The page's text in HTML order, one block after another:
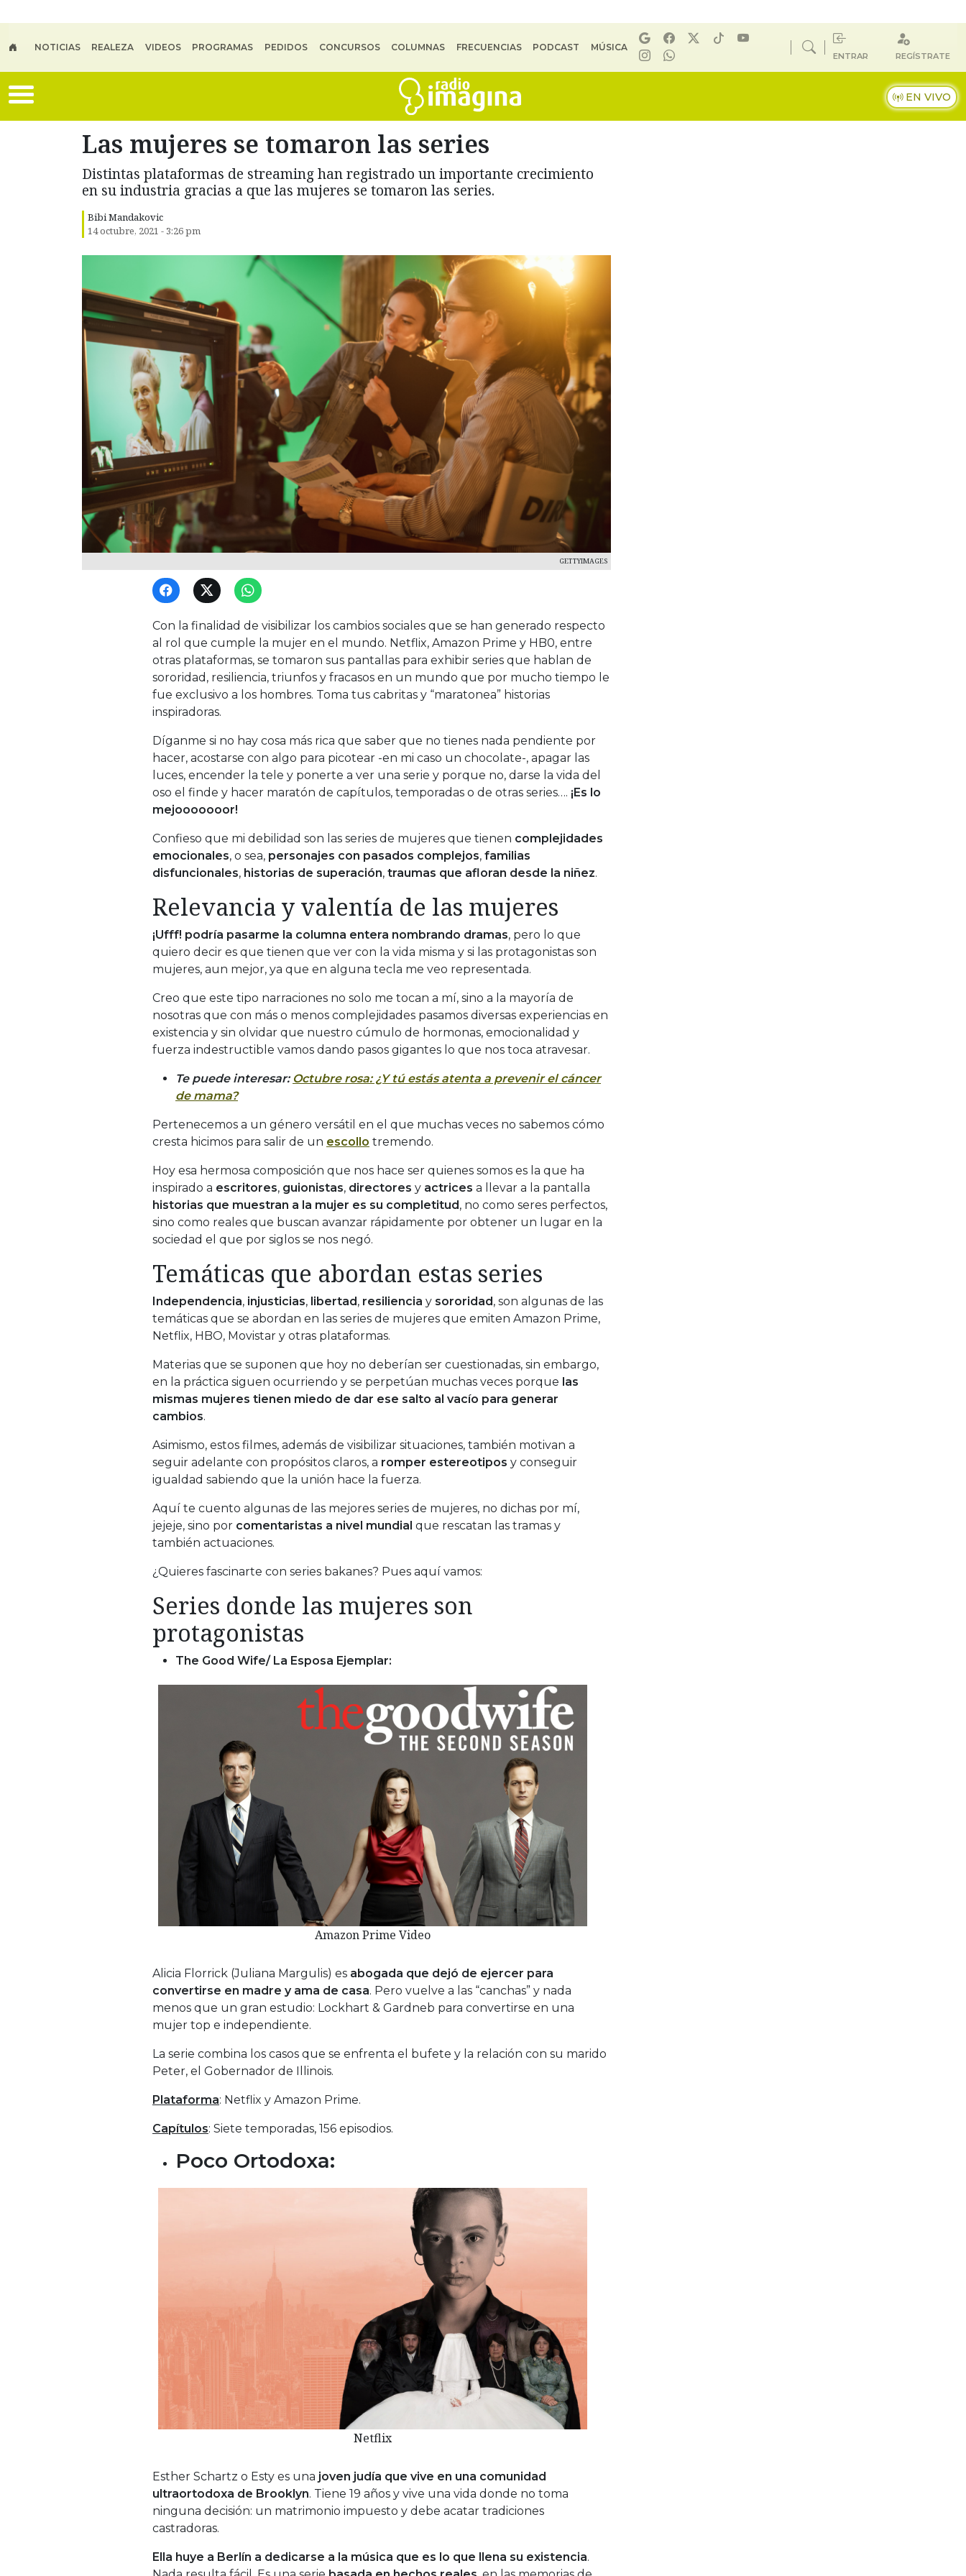
NOTICIAS REALEZA VIDEOS PROGRAMAS PEDIDOS CONCURSOS COLUMNAS FRECUENCIAS PODCAST MÚSICA
ENTRAR REGÍSTRATE
EN VIVO
Las mujeres se tomaron las series
Distintas plataformas de streaming han registrado un importante crecimiento
en su industria gracias a que las mujeres se tomaron las series.
Bibi Mandakovic
14 octubre, 2021 - 3:26 pm
GETTYIMAGES
Con la finalidad de visibilizar los cambios sociales que se han generado respecto
al rol que cumple la mujer en el mundo. Netflix, Amazon Prime y HB0, entre
otras plataformas, se tomaron sus pantallas para exhibir series que hablan de
sororidad, resiliencia, triunfos y fracasos en un mundo que por mucho tiempo le
fue exclusivo a los hombres. Toma tus cabritas y “maratonea” historias
inspiradoras.
Díganme si no hay cosa más rica que saber que no tienes nada pendiente por
hacer, acostarse con algo para picotear -en mi caso un chocolate-, apagar las
luces, encender la tele y ponerte a ver una serie y porque no, darse la vida del
oso el finde y hacer maratón de capítulos, temporadas o de otras series…. ¡Es lo
mejooooooor!
Confieso que mi debilidad son las series de mujeres que tienen complejidades
emocionales, o sea, personajes con pasados complejos, familias
disfuncionales, historias de superación, traumas que afloran desde la niñez.
Relevancia y valentía de las mujeres
¡Ufff! podría pasarme la columna entera nombrando dramas, pero lo que
quiero decir es que tienen que ver con la vida misma y si las protagonistas son
mujeres, aun mejor, ya que en alguna tecla me veo representada.
Creo que este tipo narraciones no solo me tocan a mí, sino a la mayoría de
nosotras que con más o menos complejidades pasamos diversas experiencias en
existencia y sin olvidar que nuestro cúmulo de hormonas, emocionalidad y
fuerza indestructible vamos dando pasos gigantes lo que nos toca atravesar.
Te puede interesar: Octubre rosa: ¿Y tú estás atenta a prevenir el cáncer
de mama?
Pertenecemos a un género versátil en el que muchas veces no sabemos cómo
cresta hicimos para salir de un escollo tremendo.
Hoy esa hermosa composición que nos hace ser quienes somos es la que ha
inspirado a escritores, guionistas, directores y actrices a llevar a la pantalla
historias que muestran a la mujer es su completitud, no como seres perfectos,
sino como reales que buscan avanzar rápidamente por obtener un lugar en la
sociedad el que por siglos se nos negó.
Temáticas que abordan estas series
Independencia, injusticias, libertad, resiliencia y sororidad, son algunas de las
temáticas que se abordan en las series de mujeres que emiten Amazon Prime,
Netflix, HBO, Movistar y otras plataformas.
Materias que se suponen que hoy no deberían ser cuestionadas, sin embargo,
en la práctica siguen ocurriendo y se perpetúan muchas veces porque las
mismas mujeres tienen miedo de dar ese salto al vacío para generar
cambios.
Asimismo, estos filmes, además de visibilizar situaciones, también motivan a
seguir adelante con propósitos claros, a romper estereotipos y conseguir
igualdad sabiendo que la unión hace la fuerza.
Aquí te cuento algunas de las mejores series de mujeres, no dichas por mí,
jejeje, sino por comentaristas a nivel mundial que rescatan las tramas y
también actuaciones.
¿Quieres fascinarte con series bakanes? Pues aquí vamos:
Series donde las mujeres son
protagonistas
The Good Wife/ La Esposa Ejemplar:
Amazon Prime Video
Alicia Florrick (Juliana Margulis) es abogada que dejó de ejercer para
convertirse en madre y ama de casa. Pero vuelve a las “canchas” y nada
menos que un gran estudio: Lockhart & Gardneb para convertirse en una
mujer top e independiente.
La serie combina los casos que se enfrenta el bufete y la relación con su marido
Peter, el Gobernador de Illinois.
Plataforma: Netflix y Amazon Prime.
Capítulos: Siete temporadas, 156 episodios.
Poco Ortodoxa:
Netflix
Esther Schartz o Esty es una joven judía que vive en una comunidad
ultraortodoxa de Brooklyn. Tiene 19 años y vive una vida donde no toma
ninguna decisión: un matrimonio impuesto y debe acatar tradiciones
castradoras.
Ella huye a Berlín a dedicarse a la música que es lo que llena su existencia.